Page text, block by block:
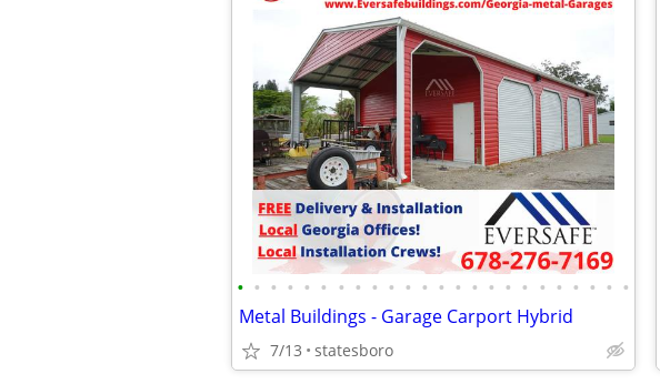
• • • • • • • • • • • • • • • • • • • • • • • •
Metal Buildings - Garage Carport Hybrid
7/13 statesboro